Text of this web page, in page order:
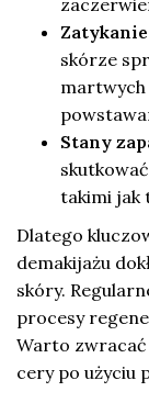
skórze
martwych
Stany
takimi jak
Dlatego
demakijażu
skóry.
procesy
Warto zwracać
cery po użyciu